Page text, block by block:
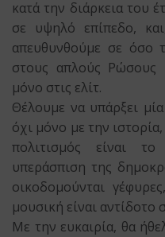
κατά την διάρκεια του
σε υψηλό επίπεδο,
απευθυνθούμε σε όσο
στους απλούς Ρώσους
μόνο στις ελίτ.
Θέλουμε να υπάρξει
όχι μόνο με την
πολιτισμός είναι
υπεράσπιση της
οικοδομούνται
μουσική είναι αντίδοτο
Με την ευκαιρία, θα